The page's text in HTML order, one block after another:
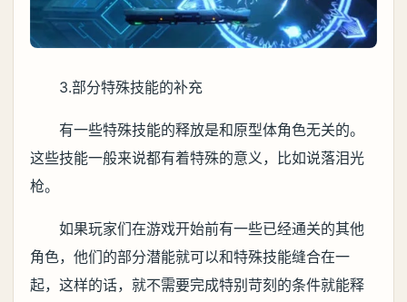
3.部分特殊技能的补充
有一些特殊技能的释放是和原型体角色无关的。
这些技能一般来说都有着特殊的意义，比如说落泪光
枪。
如果玩家们在游戏开始前有一些已经通关的其他
角色，他们的部分潜能就可以和特殊技能缝合在一
起，这样的话，就不需要完成特别苛刻的条件就能释